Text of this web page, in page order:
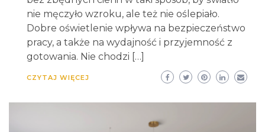
nie męczyło wzroku, ale też nie oślepiało.
Dobre oświetlenie wpływa na bezpieczeństwo
pracy, a także na wydajność i przyjemność z
gotowania. Nie chodzi […]
CZYTAJ WIĘCEJ